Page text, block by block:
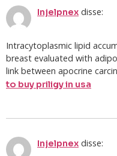
Injelpnex disse:
Intracytoplasmic lipid
breast evaluated with
link between apocrine
to buy priligy in usa
Injelpnex disse: